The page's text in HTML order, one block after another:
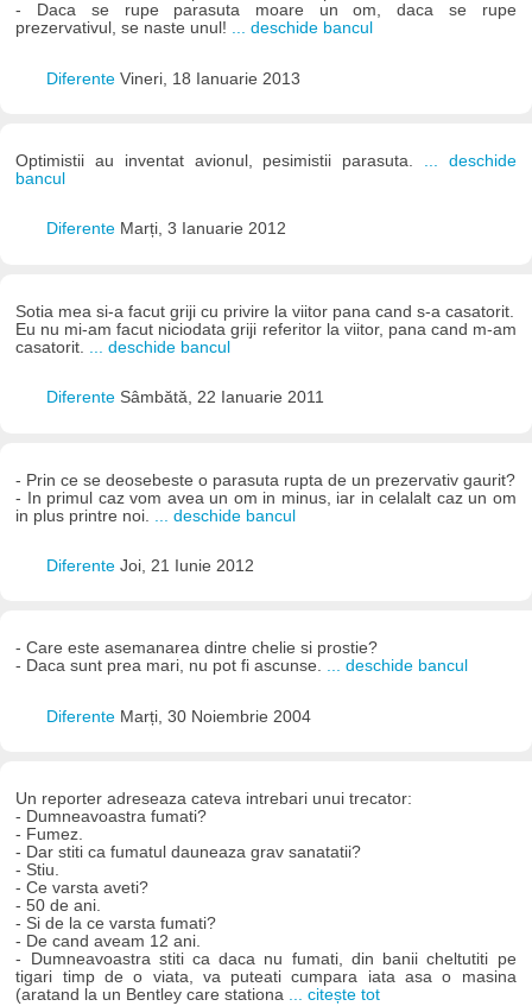
- Daca se rupe parasuta moare un om, daca se rupe
prezervativul, se naste unul! ... deschide bancul
Diferente Vineri, 18 Ianuarie 2013
Optimistii au inventat avionul, pesimistii parasuta. ... deschide
bancul
Diferente Marți, 3 Ianuarie 2012
Sotia mea si-a facut griji cu privire la viitor pana cand s-a casatorit.
Eu nu mi-am facut niciodata griji referitor la viitor, pana cand m-am
casatorit.
... deschide bancul
Diferente Sâmbătă, 22 Ianuarie 2011
- Prin ce se deosebeste o parasuta rupta de un prezervativ gaurit?
- In primul caz vom avea un om in minus, iar in celalalt caz un om
in plus printre noi.
... deschide bancul
Diferente Joi, 21 Iunie 2012
- Care este asemanarea dintre chelie si prostie?
- Daca sunt prea mari, nu pot fi ascunse. ... deschide bancul
Diferente Marți, 30 Noiembrie 2004
Un reporter adreseaza cateva intrebari unui trecator:
- Dumneavoastra fumati?
- Fumez.
- Dar stiti ca fumatul dauneaza grav sanatatii?
- Stiu.
- Ce varsta aveti?
- 50 de ani.
- Si de la ce varsta fumati?
- De cand aveam 12 ani.
- Dumneavoastra stiti ca daca nu fumati, din banii cheltutiti pe
tigari timp de o viata, va puteati cumpara iata asa o masina
(aratand la un Bentley care stationa ... citește tot